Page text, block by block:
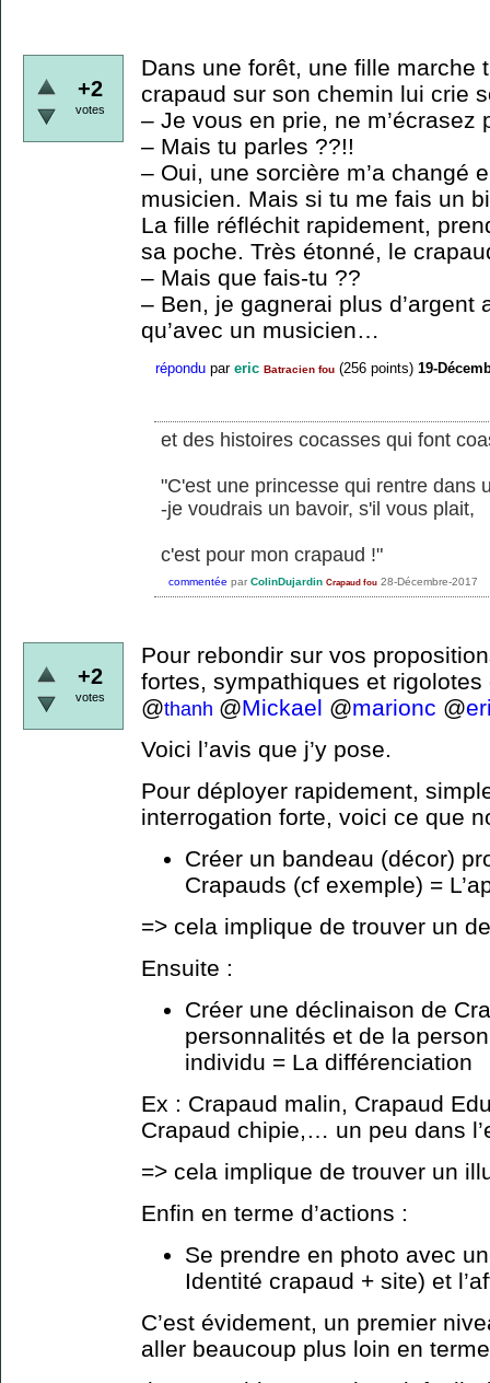
+2
votes
Dans une forêt, une fille marche
crapaud sur son chemin lui crie
– Je vous en prie, ne m’écrasez
– Mais tu parles ??!!
– Oui, une sorcière m’a changé
musicien. Mais si tu me fais un
La fille réfléchit rapidement,
sa poche. Très étonné, le
– Mais que fais-tu ??
– Ben, je gagnerai plus d’argent
qu’avec un musicien…
répondu par eric Batracien fou (256 points) 19-
et des histoires cocasses qui font
"C'est une princesse qui rentre dans
-je voudrais un bavoir, s'il vous plait,
c'est pour mon crapaud !"
commentée par ColinDujardin Crapaud fou 28-Décembre-2017
+2
votes
Pour rebondir sur vos
fortes, sympathiques et rigolotes
@thanh @Mickael @marionc @
Voici l’avis que j’y pose.
Pour déployer rapidement,
interrogation forte, voici ce que
Créer un bandeau (décor)
Crapauds (cf exemple) =
=> cela implique de trouver un
Ensuite :
Créer une déclinaison de
personnalités et de la
individu = La différenciation
Ex : Crapaud malin, Crapaud
Crapaud chipie,… un peu dans
=> cela implique de trouver un
Enfin en terme d’actions :
Se prendre en photo avec
Identité crapaud + site) et
C’est évidement, un premier
aller beaucoup plus loin en